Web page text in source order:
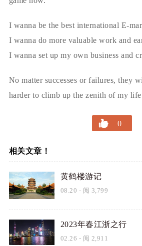
I wanna be the best international E-
I wanna do more valuable work and
I wanna set up my own business and
No matter successes or failures, they
harder to climb up the zenith of my
0
相关文章！
黄鹤楼游记
08.20 - 阅 3,799
2023年春江浙之行
02.26 - 阅 2,911